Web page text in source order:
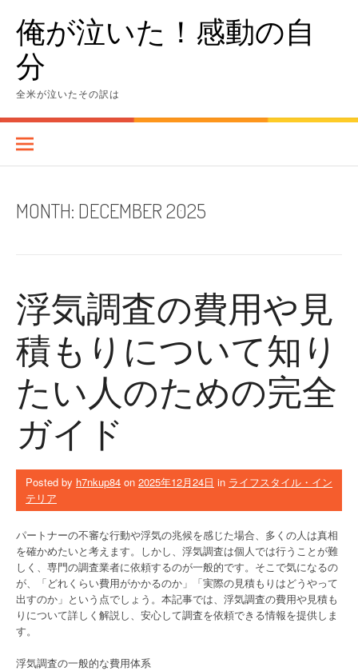
content俺が泣いた！感動の自
分
全米が泣いたその訳は
MONTH: DECEMBER 2025
浮気調査の費用や見
積もりについて知り
たい人のための完全
ガイド
Posted by h7nkup84 on 2025年12月24日 in ライフスタイル・イン
テリア
パートナーの不審な行動や浮気の兆候を感じた場合、多くの人は真相
を確かめたいと考えます。しかし、浮気調査は個人では行うことが難
しく、専門の調査業者に依頼するのが一般的です。そこで気になるの
が、「どれくらい費用がかかるのか」「実際の見積もりはどうやって
出すのか」という点でしょう。本記事では、浮気調査の費用や見積も
りについて詳しく解説し、安心して調査を依頼できる情報を提供しま
す。
浮気調査の一般的な費用体系